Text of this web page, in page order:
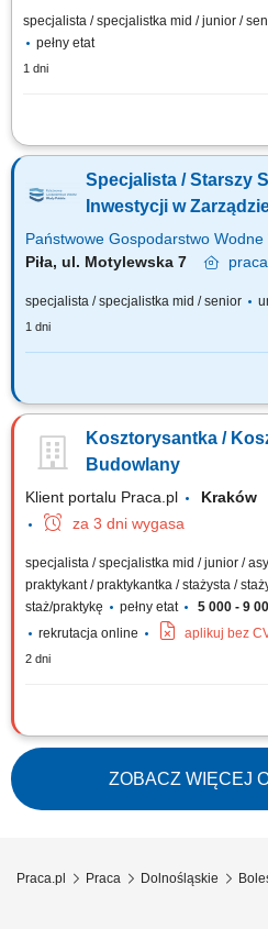
specjalista / specjalistka mid / junior /
pełny etat
1 dni
Obowiązki: Analiza techniczna oraz
przygotowywanie ofert techniczno-
Pozyskiwanie, weryfikacja oraz
Specjalista / Starszy
Inwestycji w
Państwowe Gospodarstwo
Piła, ul. Motylewska 7
praca
specjalista / specjalistka mid / senior
1 dni
OSOBA NA TYM STANOWISKU
realizacji i rozliczania projektów,
zadań inwestycyjnych w zakresie
Kosztorysantka /
Budowlany
Klient portalu Praca.pl
za 3 dni wygasa
specjalista / specjalistka mid / junior /
praktykant / praktykantka / stażysta /
staż/praktykę
pełny etat 5 000 - 9
rekrutacja online
aplikuj bez
2 dni
Analiza dokumentacji technicznej i
inwestycji. Przygotowywanie ofert oraz
postępowaniach przetargowych.
współpraca z dostawcami oraz
przedmiarów robót na podstawie...
ZOBACZ WIĘCEJ
Praca.pl Praca Dolnośląskie